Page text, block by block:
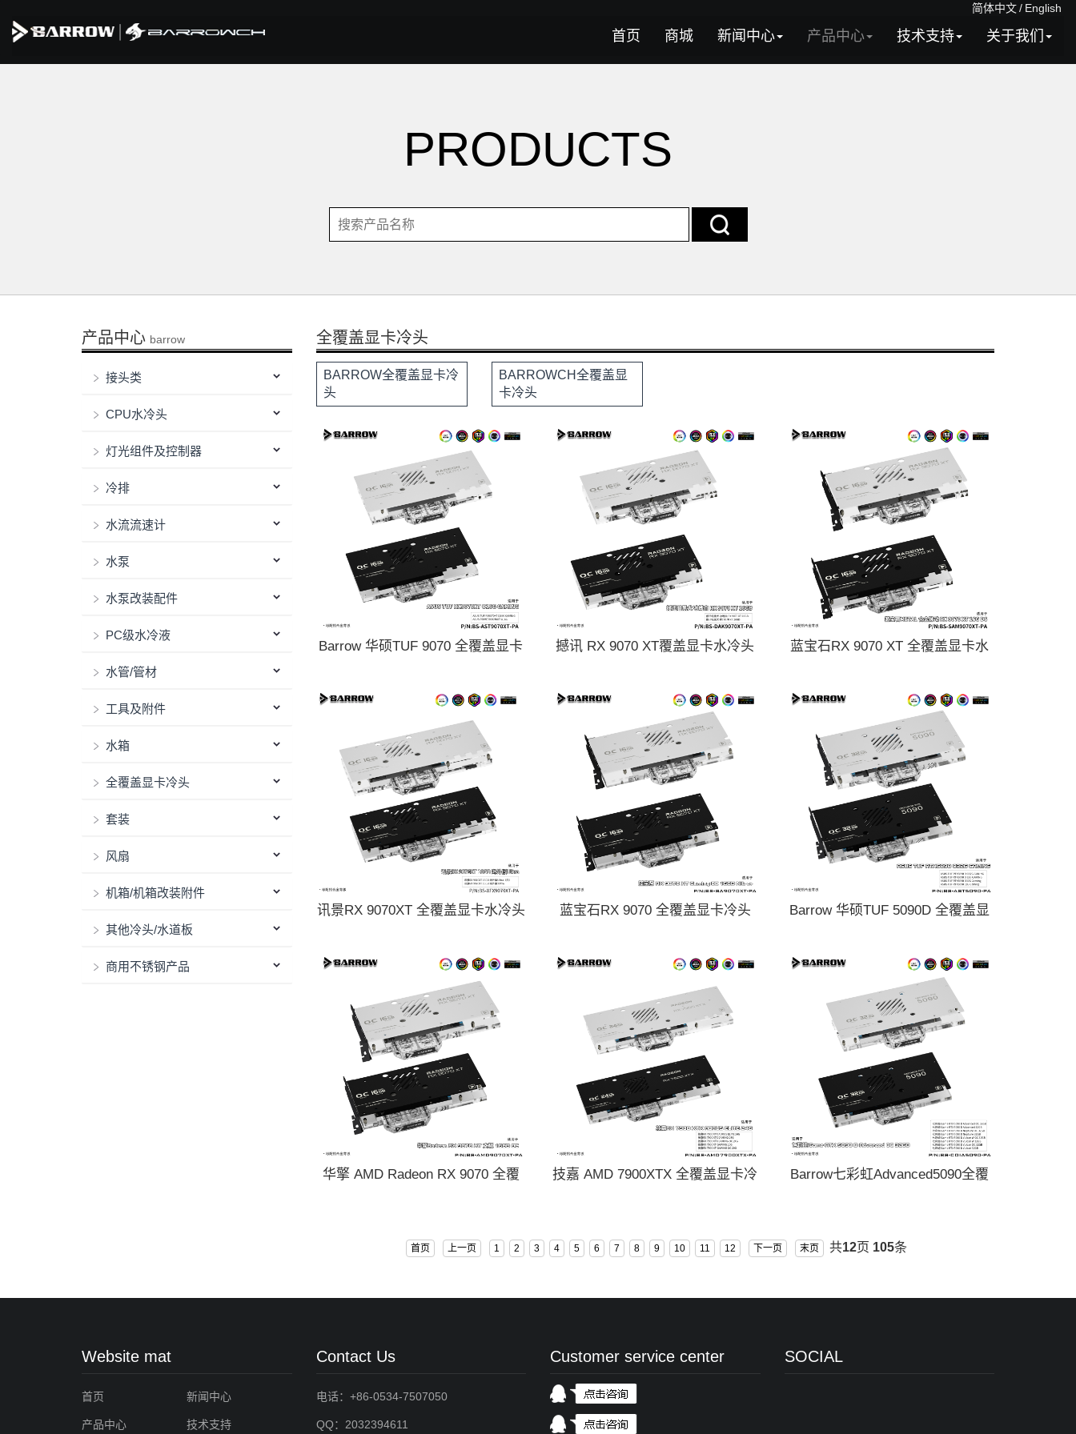
简体中文/ English
首页 商城 新闻中心 产品中心 技术支持 关于我们
PRODUCTS
产品中心 barrow
接头类
CPU水冷头
灯光组件及控制器
冷排
水流流速计
水泵
水泵改装配件
PC级水冷液
水管/管材
工具及附件
水箱
全覆盖显卡冷头
套装
风扇
机箱/机箱改装附件
其他冷头/水道板
商用不锈钢产品
全覆盖显卡冷头
BARROW全覆盖显卡冷
头
BARROWCH全覆盖显
卡冷头
Barrow 华硕TUF 9070 全覆盖显卡
撼讯 RX 9070 XT覆盖显卡水冷头
蓝宝石RX 9070 XT 全覆盖显卡水
讯景RX 9070XT 全覆盖显卡水冷头
蓝宝石RX 9070 全覆盖显卡冷头
Barrow 华硕TUF 5090D 全覆盖显
华擎 AMD Radeon RX 9070 全覆
技嘉 AMD 7900XTX 全覆盖显卡冷
Barrow七彩虹Advanced5090全覆
首页 上一页 1 2 3 4 5 6 7 8 9 10 11 12 下一页 末页 共12页 105条
Website mat
首页 新闻中心
产品中心 技术支持
Contact Us
电话：+86-0534-7507050
QQ：2032394611
Customer service center SOCIAL